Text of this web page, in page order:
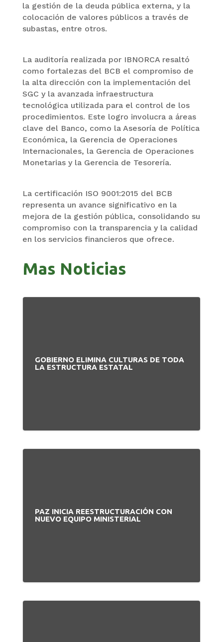
la gestión de la deuda pública externa, y la
colocación de valores públicos a través de
subastas, entre otros.
La auditoría realizada por IBNORCA resaltó
como fortalezas del BCB el compromiso de
la alta dirección con la implementación del
SGC y la avanzada infraestructura
tecnológica utilizada para el control de los
procedimientos. Este logro involucra a áreas
clave del Banco, como la Asesoría de Política
Económica, la Gerencia de Operaciones
Internacionales, la Gerencia de Operaciones
Monetarias y la Gerencia de Tesorería.
La certificación ISO 9001:2015 del BCB
representa un avance significativo en la
mejora de la gestión pública, consolidando su
compromiso con la transparencia y la calidad
en los servicios financieros que ofrece.
Mas Noticias
GOBIERNO ELIMINA CULTURAS DE TODA
LA ESTRUCTURA ESTATAL
PAZ INICIA REESTRUCTURACIÓN CON
NUEVO EQUIPO MINISTERIAL